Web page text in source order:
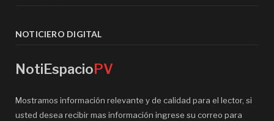
NOTICIERO DIGITAL
NotiEspacioPV
Mostramos información relevante y de calidad para el lector, si
usted desea recibir mas información ingrese su correo para